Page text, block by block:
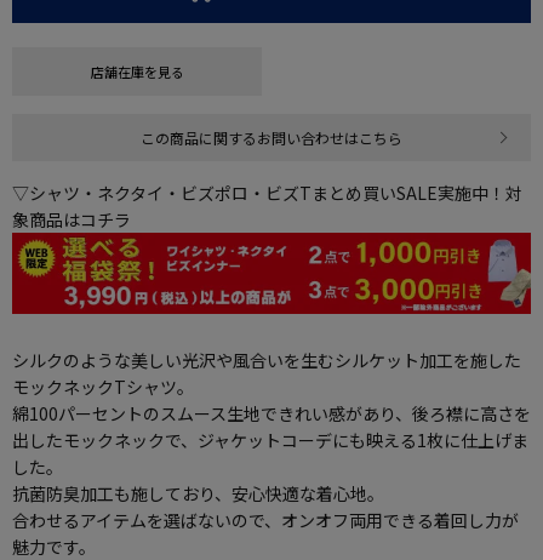
店舗在庫を見る
この商品に関するお問い合わせはこちら
▽シャツ・ネクタイ・ビズポロ・ビズTまとめ買いSALE実施中！対
象商品はコチラ
シルクのような美しい光沢や風合いを生むシルケット加工を施した
モックネックTシャツ。
綿100パーセントのスムース生地できれい感があり、後ろ襟に高さを
出したモックネックで、ジャケットコーデにも映える1枚に仕上げま
した。
抗菌防臭加工も施しており、安心快適な着心地。
合わせるアイテムを選ばないので、オンオフ両用できる着回し力が
魅力です。